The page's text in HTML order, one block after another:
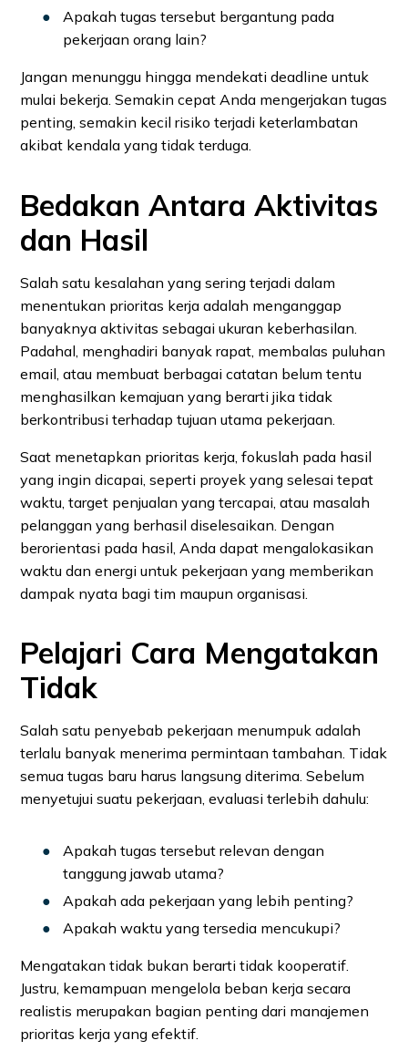
Apakah tugas tersebut bergantung pada
pekerjaan orang lain?
Jangan menunggu hingga mendekati deadline untuk
mulai bekerja. Semakin cepat Anda mengerjakan tugas
penting, semakin kecil risiko terjadi keterlambatan
akibat kendala yang tidak terduga.
Bedakan Antara Aktivitas
dan Hasil
Salah satu kesalahan yang sering terjadi dalam
menentukan prioritas kerja adalah menganggap
banyaknya aktivitas sebagai ukuran keberhasilan.
Padahal, menghadiri banyak rapat, membalas puluhan
email, atau membuat berbagai catatan belum tentu
menghasilkan kemajuan yang berarti jika tidak
berkontribusi terhadap tujuan utama pekerjaan.
Saat menetapkan prioritas kerja, fokuslah pada hasil
yang ingin dicapai, seperti proyek yang selesai tepat
waktu, target penjualan yang tercapai, atau masalah
pelanggan yang berhasil diselesaikan. Dengan
berorientasi pada hasil, Anda dapat mengalokasikan
waktu dan energi untuk pekerjaan yang memberikan
dampak nyata bagi tim maupun organisasi.
Pelajari Cara Mengatakan
Tidak
Salah satu penyebab pekerjaan menumpuk adalah
terlalu banyak menerima permintaan tambahan. Tidak
semua tugas baru harus langsung diterima. Sebelum
menyetujui suatu pekerjaan, evaluasi terlebih dahulu:
Apakah tugas tersebut relevan dengan
tanggung jawab utama?
Apakah ada pekerjaan yang lebih penting?
Apakah waktu yang tersedia mencukupi?
Mengatakan tidak bukan berarti tidak kooperatif.
Justru, kemampuan mengelola beban kerja secara
realistis merupakan bagian penting dari manajemen
prioritas kerja yang efektif.